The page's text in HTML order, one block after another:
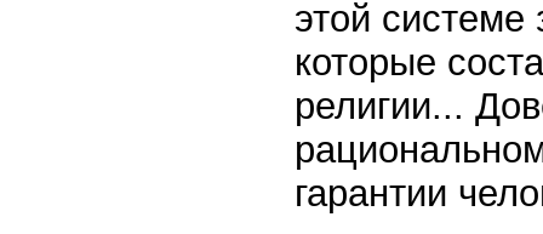
этой системе
которые
религии...
гарантии